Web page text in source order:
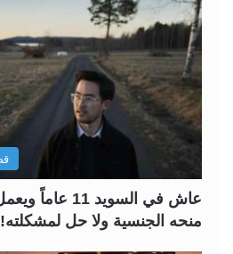
عاش في السويد
منحه الجنسية ولا حل لمشكلته!